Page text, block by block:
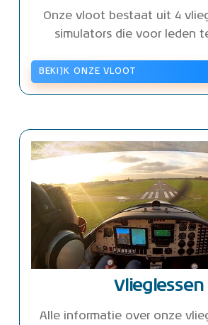
Onze vloot bestaat uit 4
simulators die voor leden
BEKIJK ONZE VLOOT
Vlieglessen
Alle informatie over onze